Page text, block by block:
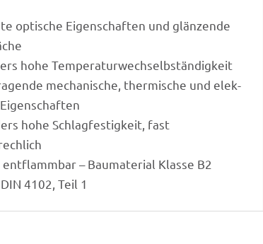
opti­sche Eigen­schaf­ten und glän­zende
hohe Temperaturwechselbständigkeit
mecha­ni­sche, ther­mi­sche und elek­
hohe Schlag­fes­tig­keit, fast
– Bauma­te­rial Klasse B2
4102, Teil 1